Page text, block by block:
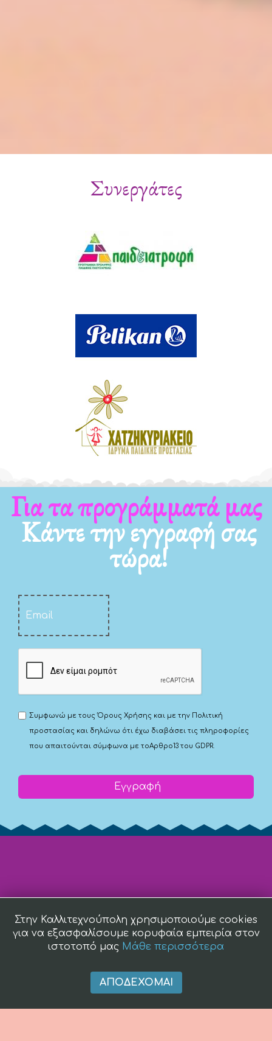
Συνεργάτες
Για τα νέα μας
Κάντε την εγγραφή σας
τώρα!
Συμφωνώ με τουςΌρους Χρήσης και με την Πολιτική
προστασίας και δηλώνω ότι έχω διαβάσει τις πληροφορίες
που απαιτούνται σύμφωνα με τοΑρθρο13 του GDPR.
Εγγραφή
Στην Καλλιτεχνούπολη χρησιμοποιούμε cookies
για να εξασφαλίσουμε κορυφαία εμπειρία στον
ιστοτοπό μας Μάθε περισσότερα
ΑΠΟΔΈΧΟΜΑΙ